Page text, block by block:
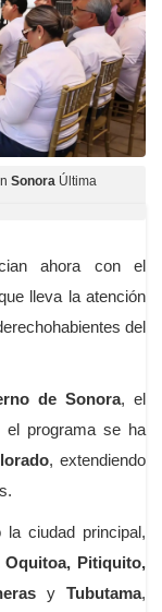
Sonora Última
ahora con el
lleva la atención
del
de Sonora, el
el programa se ha
, extendiendo
ciudad principal,
Pitiquito,
yTubutama,